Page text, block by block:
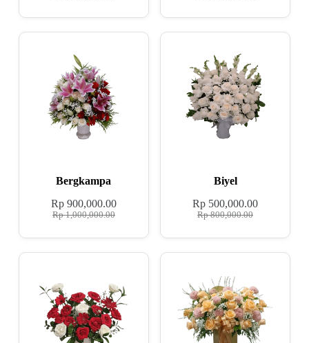
Bergkampa
Rp1,000,000.00
Rp900,000.00
Biyel
Rp800,000.00
Rp 500,000.00